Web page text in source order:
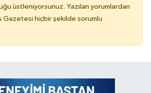
üstleniyorsunuz. Yazılan yorumlardan
Gazetesi hiçbir şekilde sorumlu